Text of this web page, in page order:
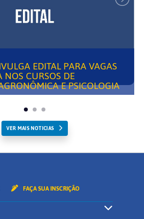
EDITAL PARA VAGAS
CURSOS DE
E PSICOLOGIA
VER MAIS NOTICIAS
FAÇA SUA INSCRIÇÃO